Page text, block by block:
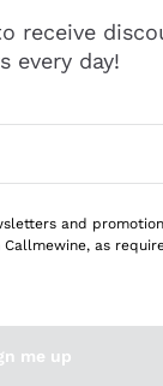
receive
every day!
and
as
me up